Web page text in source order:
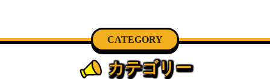
CATEGORY
カテゴリー